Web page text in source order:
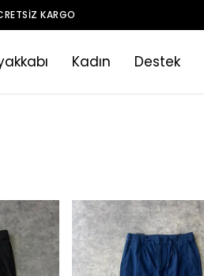
KARGO
Kadın Destek